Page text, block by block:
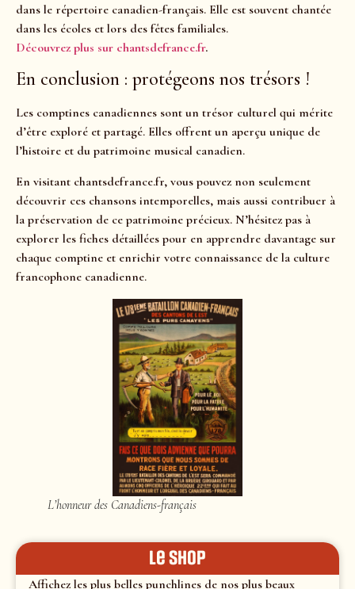
dans le répertoire canadien-français. Elle est souvent chantée
dans les écoles et lors des fêtes familiales.
Découvrez plus sur chantsdefrance.fr.
En conclusion : protégeons nos trésors !
Les comptines canadiennes sont un trésor culturel qui mérite
d’être exploré et partagé. Elles offrent un aperçu unique de
l’histoire et du patrimoine musical canadien.
En visitant chantsdefrance.fr, vous pouvez non seulement
découvrir ces chansons intemporelles, mais aussi contribuer à
la préservation de ce patrimoine précieux. N’hésitez pas à
explorer les fiches détaillées pour en apprendre davantage sur
chaque comptine et enrichir votre connaissance de la culture
francophone canadienne.
L’honneur des Canadiens-français
le shop
Affichez les plus belles punchlines de nos plus beaux